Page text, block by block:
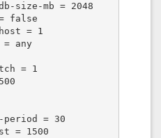
size-mb = 2048
false
= 1
= any
= 1
period = 30
= 1500